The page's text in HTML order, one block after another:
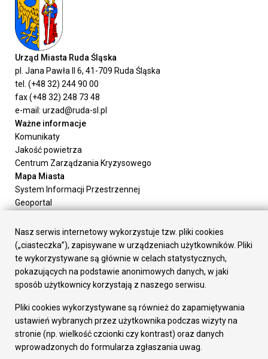
Urząd Miasta Ruda Śląska
pl. Jana Pawła II 6, 41-709 Ruda Śląska
tel. (+48 32) 244 90 00
fax (+48 32) 248 73 48
e-mail: urzad@ruda-sl.pl
Ważne informacje
Komunikaty
Jakość powietrza
Centrum Zarządzania Kryzysowego
Mapa Miasta
System Informacji Przestrzennej
Geoportal
Załatw sprawę
Prezydent Miasta
Rada Miasta
Wydziały
Elektroniczna Skrzynka Podawcza
Gospodarka
Fundusze europejskie
Środki krajowe
Oferty inwestycyjne
Nasz serwis internetowy wykorzystuje tzw. pliki cookies
(„ciasteczka”), zapisywane w urządzeniach użytkowników. Pliki
te wykorzystywane są głównie w celach statystycznych,
pokazujących na podstawie anonimowych danych, w jaki
sposób użytkownicy korzystają z naszego serwisu.
Pliki cookies wykorzystywane są również do zapamiętywania
ustawień wybranych przez użytkownika podczas wizyty na
stronie (np. wielkość czcionki czy kontrast) oraz danych
wprowadzonych do formularza zgłaszania uwag.